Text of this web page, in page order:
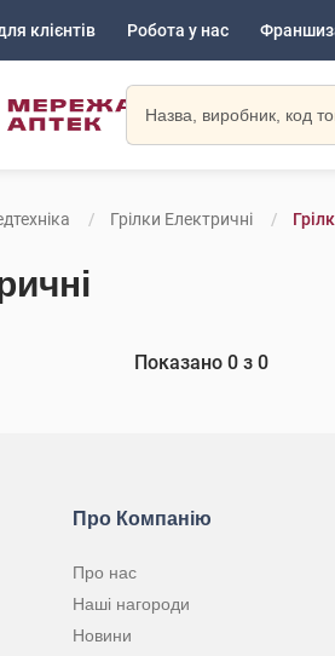
клієнтів Робота у нас
Грілки Електричні
Показано 0 з 0
Про Компанію
Про нас
Наші нагороди
Новини